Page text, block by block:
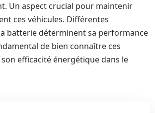
Un aspect crucial pour maintenir
ces véhicules. Différentes
batterie déterminent sa performance
de bien connaître ces
efficacité énergétique dans le